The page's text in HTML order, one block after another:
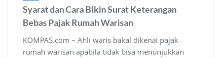
Syarat dan Cara Bikin Surat Keterangan
Bebas Pajak Rumah Warisan
KOMPAS.com – Ahli waris bakal dikenai pajak
rumah warisan apabila tidak bisa menunjukkan